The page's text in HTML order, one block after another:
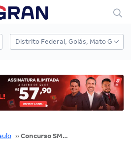
›› Concurso SMS Jarinu SP: SAIU; até R$ 14,1 mil! Confira